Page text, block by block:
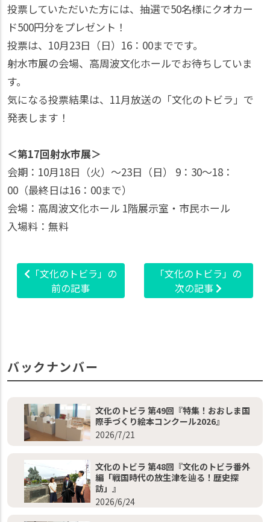
投票していただいた方には、抽選で50名様にクオカー
ド500円分をプレゼント！
投票は、10月23日（日）16：00までです。
射水市展の会場、高周波文化ホールでお待ちしていま
す。
気になる投票結果は、11月放送の「文化のトビラ」で
発表します！
＜第17回射水市展＞
会期：10月18日（火）～23日（日） 9：30～18：
00（最終日は16：00まで）
会場：高周波文化ホール 1階展示室・市民ホール
入場料：無料
「文化のトビラ」の
前の記事
「文化のトビラ」の
次の記事
バックナンバー
文化のトビラ 第49回『特集！おおしま国
際手づくり絵本コンクール2026』
2026/7/21
文化のトビラ 第48回『文化のトビラ番外
編「戦国時代の放生津を辿る！歴史探
訪」』
2026/6/24